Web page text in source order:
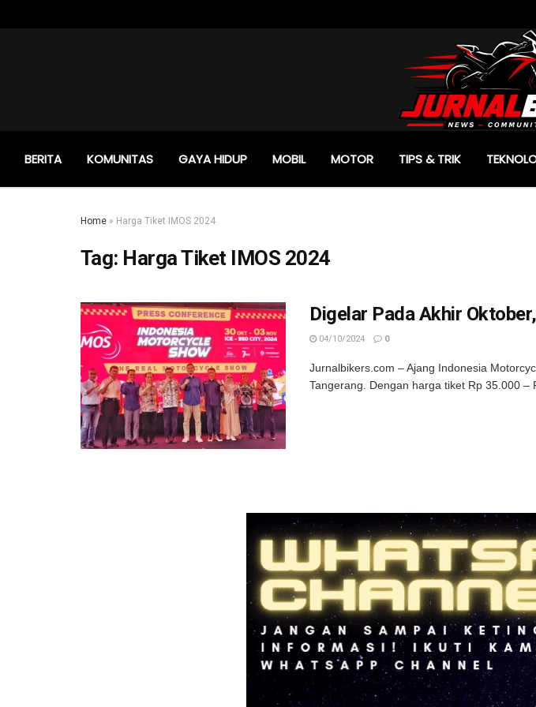
BERITA KOMUNITAS GAYA HIDUP MOBIL MOTOR TIPS & TRIK
Home » Harga Tiket IMOS 2024
Tag: Harga Tiket IMOS 2024
Digelar Pada Akhir
04/10/2024 0
Jurnalbikers.com – Ajang Indonesia
Tangerang. Dengan harga tiket Rp 35.000 –